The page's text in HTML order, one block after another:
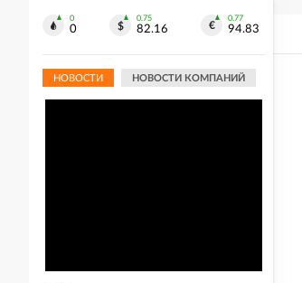
0
0
0.75
82.16
0.77
94.83
НОВОСТИ НОВОСТИ КОМПАНИЙ